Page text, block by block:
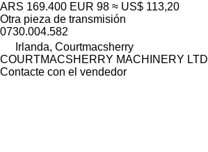
ARS 169.400 EUR 98 ≈ US$ 113,20
Otra pieza de transmisión
0730.004.582
Irlanda, Courtmacsherry
COURTMACSHERRY MACHINERY LTD
Contacte con el vendedor